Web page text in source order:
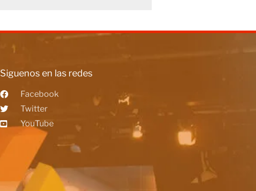
Siguenos en las redes
Facebook
Twitter
YouTube